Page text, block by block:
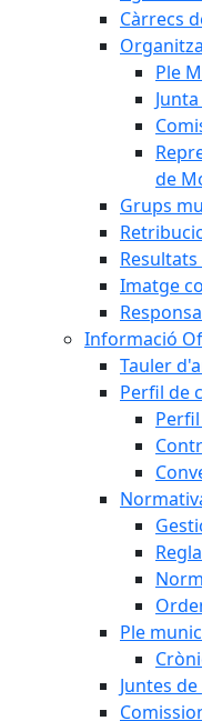
Càrrecs
Ple
de
Grups
Imatge
Informació
Tauler
Perfil de
Ple
Juntes